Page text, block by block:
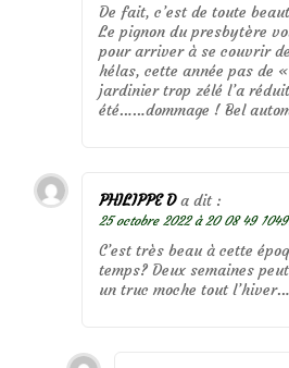
De fait, c’est de toute
Le pignon du presbytère
pour arriver à se couvrir
hélas, cette année pas de
jardinier trop zélé l’a
été……dommage ! Bel
PHILIPPE D a dit :
25 octobre 2022 à 20 08 49
C’est très beau à cette
temps? Deux semaines
un truc moche tout l’hiver…